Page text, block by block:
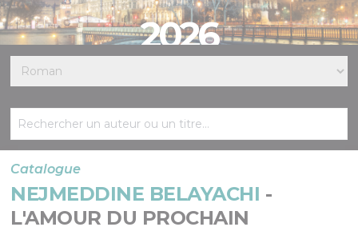
2026
Catalogue
NEJMEDDINE BELAYACHI -
L'AMOUR DU PROCHAIN